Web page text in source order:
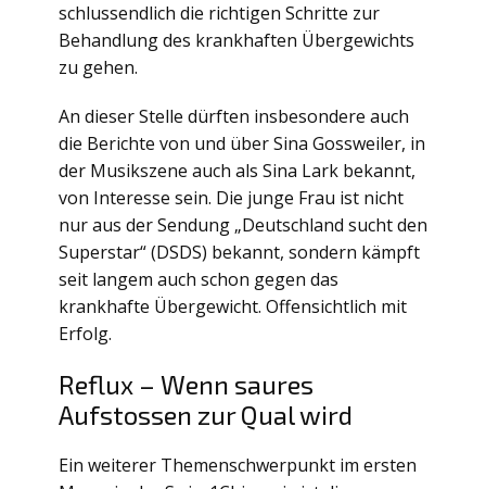
schlussendlich die richtigen Schritte zur
Behandlung des krankhaften Übergewichts
zu gehen.
An dieser Stelle dürften insbesondere auch
die Berichte von und über Sina Gossweiler, in
der Musikszene auch als Sina Lark bekannt,
von Interesse sein. Die junge Frau ist nicht
nur aus der Sendung „Deutschland sucht den
Superstar“ (DSDS) bekannt, sondern kämpft
seit langem auch schon gegen das
krankhafte Übergewicht. Offensichtlich mit
Erfolg.
Reflux – Wenn saures
Aufstossen zur Qual wird
Ein weiterer Themenschwerpunkt im ersten